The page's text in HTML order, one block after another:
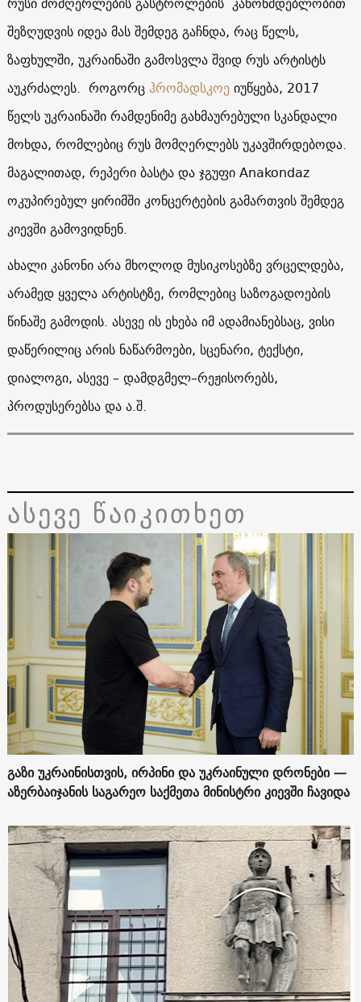
შეზღუდვისიდეამასშემდეგგაჩნდა, რაც წელს,
ზაფხულში, უკრაინაშიგამოსვლაშვიდრუსარტისტს
აუკრძალეს. როგორც ჰრომადსკოეიუწყება, 2017
წელსუკრაინაშირამდენიმეგახმაურებული სკანდალი
მოხდა, რომლებიცრუსმომღერლებსუკავშირდებოდა.
მაგალითად, რეპერიბასტადაჯგუფიAnakondaz
ოკუპირებულყირიმშიკონცერტებისგამართვისშემდეგ
კიევშიგამოვიდნენ.
ახალიკანონიარა მხოლოდმუსიკოსებზევრცელდება,
არამედყველაარტისტზე, რომლებიც საზოგადოების
წინაშეგამოდის. ასევეისეხებაიმადამიანებსაც, ვისი
დაწერილიცარის ნაწარმოები, სცენარი, ტექსტი,
დიალოგი, ასევე–დამდგმელ–რეჟისორებს,
პროდუსერებსადაა.შ.
ასევე წაიკითხეთ
გაზი უკრაინისთვის, ირპინი და უკრაინული დრონები —
აზერბაიჯანის საგარეო საქმეთა მინისტრი კიევში ჩავიდა